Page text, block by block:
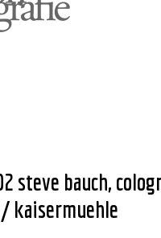
steve bauch,
kaisermuehle